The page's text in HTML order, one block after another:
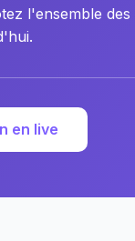
l'ensemble
en live